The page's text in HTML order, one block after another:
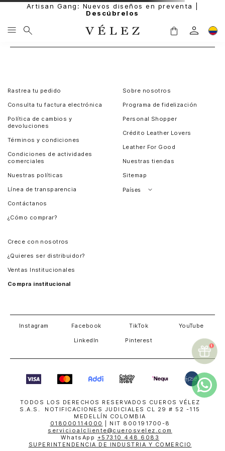
Artisan Gang: Nuevos diseños en preventa |
Descúbrelos
Rastrea tu pedido
Consulta tu factura electrónica
Política de cambios y
devoluciones
Términos y condiciones
Condiciones de actividades
comerciales
Nuestras políticas
Línea de transparencia
Contáctanos
¿Cómo comprar?
Sobre nosotros
Programa de fidelización
Personal Shopper
Crédito Leather Lovers
Leather For Good
Nuestras tiendas
Sitemap
Países
Crece con nosotros
¿Quieres ser distribuidor?
Ventas Institucionales
Compra institucional
Instagram Facebook TikTok YouTube
LinkedIn Pinterest
TODOS LOS DERECHOS RESERVADOS CUEROS VÉLEZ
S.A.S. NOTIFICACIONES JUDICIALES CL 29 # 52 -115
MEDELLÍN COLOMBIA
018000114000
| NIT 800191700-8
servicioalcliente@cuerosvelez.com
WhatsApp +57310 448 6083
SUPERINTENDENCIA DE INDUSTRIA Y COMERCIO